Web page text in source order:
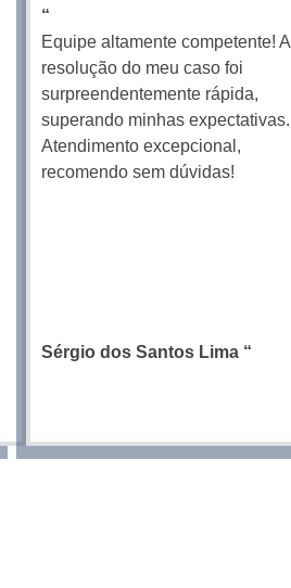
“
Equipe altamente competente! A
resolução do meu caso foi
surpreendentemente rápida,
superando minhas expectativas.
Atendimento excepcional,
recomendo sem dúvidas!
Sérgio dos Santos Lima “